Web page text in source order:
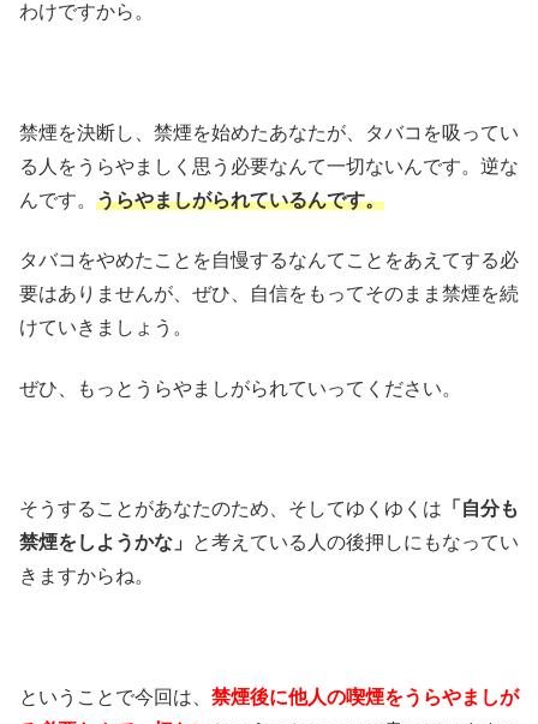
わけですから。
禁煙を決断し、禁煙を始めたあなたが、タバコを吸ってい
る人をうらやましく思う必要なんて一切ないんです。逆な
んです。 うらやましがられているんです。
タバコをやめたことを自慢するなんてことをあえてする必
要はありませんが、ぜひ、自信をもってそのまま禁煙を続
けていきましょう。
ぜひ、もっとうらやましがられていってください。
そうすることがあなたのため、そしてゆくゆくは 「自分も
禁煙をしようかな」
と考えている人の後押しにもなってい
きますからね。
ということで今回は、 禁煙後に他人の喫煙をうらやましが